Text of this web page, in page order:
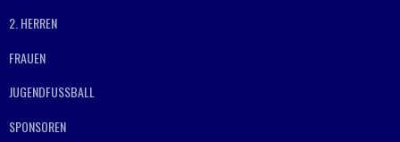
2. HERREN
FRAUEN
JUGENDFUSSBALL
SPONSOREN